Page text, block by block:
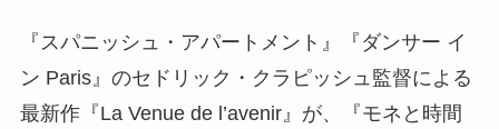
『スパニッシュ・アパートメント』『ダンサー イ
ン Paris』のセドリック・クラピッシュ監督による
最新作『La Venue de l’avenir』が、『モネと時間